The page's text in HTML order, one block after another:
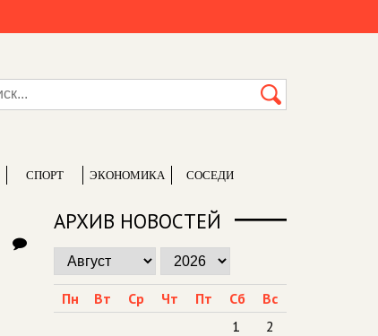
СПОРТ ЭКОНОМИКА СОСЕДИ
АРХИВ НОВОСТЕЙ
Пн Вт Ср Чт Пт Сб
Вс
1
2